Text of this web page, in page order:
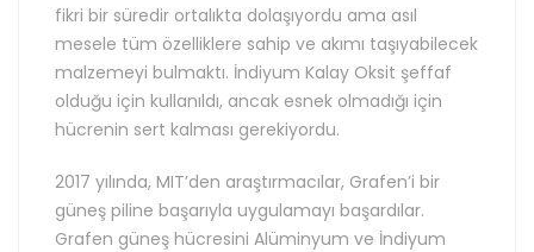
fikri bir süredir ortalıkta dolaşıyordu ama asıl
mesele tüm özelliklere sahip ve akımı taşıyabilecek
malzemeyi bulmaktı. İndiyum Kalay Oksit şeffaf
olduğu için kullanıldı, ancak esnek olmadığı için
hücrenin sert kalması gerekiyordu.
2017 yılında, MIT’den araştırmacılar, Grafen’i bir
güneş piline başarıyla uygulamayı başardılar.
Grafen güneş hücresini Alüminyum ve İndiyum